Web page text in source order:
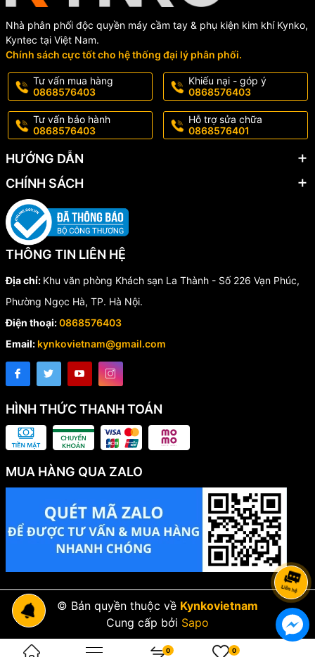
Nhà phân phối độc quyền máy cầm tay & phụ kiện kim khí Kynko,
Kyntec tại Việt Nam.
Chính sách cực tốt cho hệ thống đại lý phân phối.
Tư vấn mua hàng
0868576403
Khiếu nại - góp ý
0868576403
Tư vấn bảo hành
0868576403
Hỗ trợ sửa chữa
0868576401
HƯỚNG DẪN
CHÍNH SÁCH
THÔNG TIN LIÊN HỆ
Địa chỉ: Khu văn phòng Khách sạn La Thành - Số 226 Vạn Phúc,
Phường Ngọc Hà, TP. Hà Nội.
Điện thoại:0868576403
Email: kynkovietnam@gmail.com
HÌNH THỨC THANH TOÁN
MUA HÀNG QUA ZALO
© Bản quyền thuộc về Kynkovietnam
Cung cấp bởi Sapo
0 0